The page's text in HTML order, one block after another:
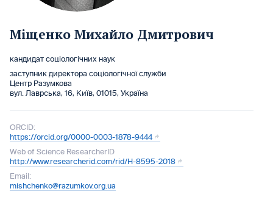
Міщенко Михайло Дмитрович
кандидат соціологічних наук
заступник директора соціологічної служби
Центр Разумкова
вул. Лаврська, 16, Київ, 01015, Україна
ORCID:
https://orcid.org/0000-0003-1878-9444
Web of Science ResearcherID
http://www.researcherid.com/rid/H-8595-2018
Email:
mishchenko@razumkov.org.ua